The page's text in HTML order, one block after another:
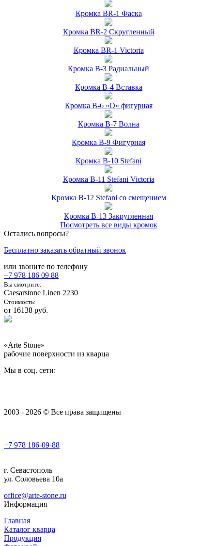
Кромка BR-1 Фаска
Кромка BR-2 Скругленный
Кромка BR-1 Victoria
Кромка B-3 Радиальный
Кромка B-4 Вставка
Кромка B-6 «О» фигурная
Кромка B-7 Волна
Кромка B-9 Фигурная
Кромка B-10 Stefani
Кромка B-11 Stefani Victoria
Кромка B-12 Stefani со смещением
Кромка B-13 Закругленная
Посмотреть все виды кромок
Остались вопросы?
Бесплатно заказать обратный звонок
или звоните по телефону
+7 978 186 09 88
Вы смотрите:
Caesarstone Linen 2230
Стоимость:
от 16138 руб.
«Arte Stone» –
рабочие поверхности из кварца
Мы в соц. сети:
2003 - 2026 © Все права защищены
+7 978 186-09-88
г. Севастополь
ул. Соловьева 10а
office@arte-stone.ru
Информация
Главная
Каталог кварца
Продукция